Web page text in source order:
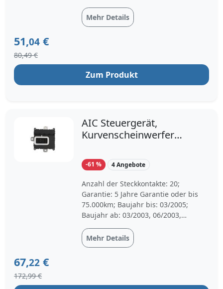
Mehr Details
51,04 €
80,49 €
Zum Produkt
AIC Steuergerät,
Kurvenscheinwerfer
BMW 63126934836
63127189312
63126941634 57813
-61 % 4 Angebote
Anzahl der Steckkontakte: 20;
Garantie: 5 Jahre Garantie oder bis
75.000km; Baujahr bis: 03/2005;
Baujahr ab: 03/2003, 06/2003,
Mehr Details
67,22 €
172,99 €